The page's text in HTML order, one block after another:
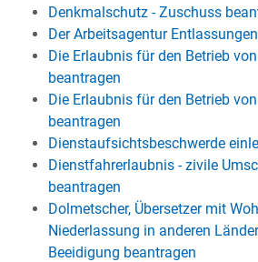
Denkmalschutz - Zuschuss
Der Arbeitsagentur
Die Erlaubnis für den Betrieb
beantragen
Die Erlaubnis für den Betrieb
beantragen
Dienstaufsichtsbeschwerde
Dienstfahrerlaubnis - zivile
beantragen
Dolmetscher, Übersetzer mit
Niederlassung in anderen
Beeidigung beantragen